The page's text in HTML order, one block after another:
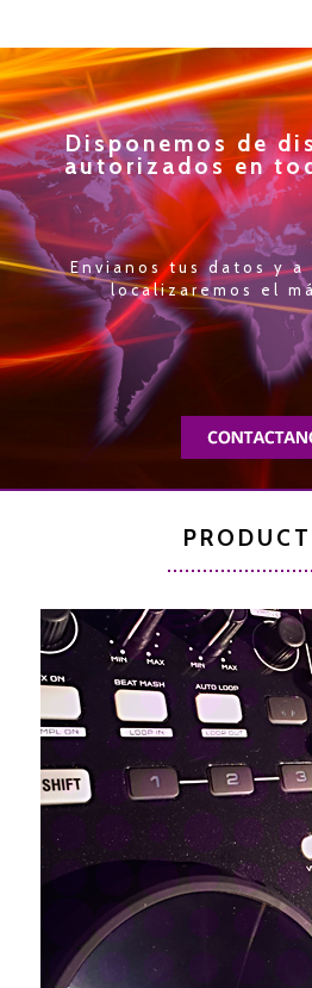
Disponemos de
autorizados en
Envianos tus datos y
localizaremos el